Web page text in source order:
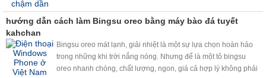
hướng dẫn cách làm Bingsu oreo bằng máy bào đá tuyết
kahchan
Bingsu oreo mát lạnh, giải nhiệt là một sự lựa chọn hoàn hảo
trong những khi trời nắng nóng. Nhưng để là một tô bingsu
oreo nhanh chóng, chất lượng, ngon, giá cả hợp lý không phải